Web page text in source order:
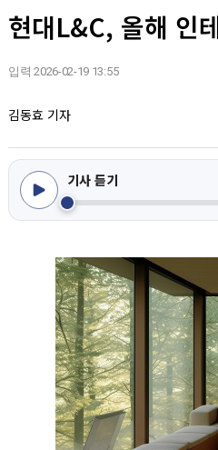
현대L&C, 올해 인
입력 2026-02-19 13:55
김동효 기자
기사 듣기